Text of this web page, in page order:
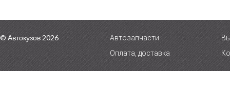
© Автокузов 2026
Автозапчасти
Оплата, доставка